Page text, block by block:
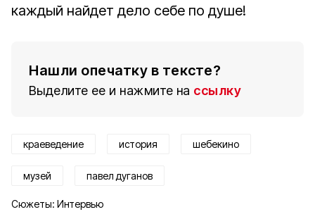
каждый найдет дело себе по душе!
Нашли опечатку в тексте?
Выделите ее и нажмите на ссылку
краеведение история шебекино
музей павел дуганов
Сюжеты: Интервью